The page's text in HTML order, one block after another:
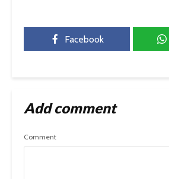
Facebook
Add comment
Comment